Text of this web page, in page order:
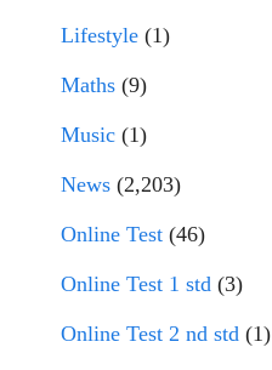
Lifestyle (1)
Maths (9)
Music (1)
News (2,203)
Online Test (46)
Online Test 1 std (3)
Online Test 2 nd std (1)